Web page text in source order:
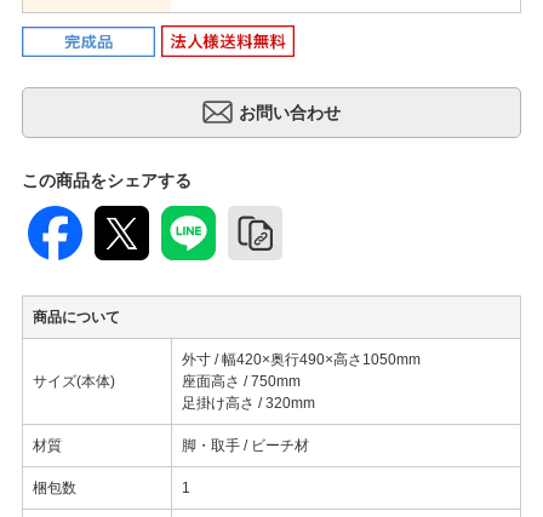
この商品をシェアする
商品について
サイズ(本体)
外寸 / 幅420×奥行490×高さ1050mm
座面高さ / 750mm
足掛け高さ / 320mm
材質 脚・取手 / ビーチ材
梱包数 1